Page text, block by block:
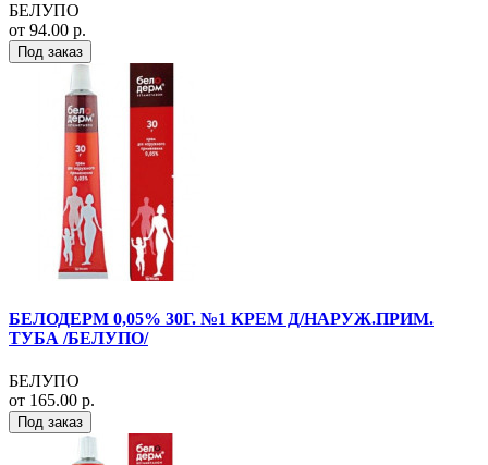
БЕЛУПО
от 94.00 р.
Под заказ
БЕЛОДЕРМ 0,05% 30Г. №1 КРЕМ Д/НАРУЖ.ПРИМ.
ТУБА /БЕЛУПО/
БЕЛУПО
от 165.00 р.
Под заказ